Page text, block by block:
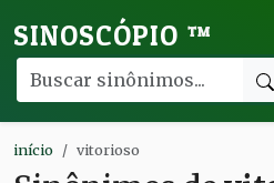
SINOSCÓPIO ™
início vitorioso